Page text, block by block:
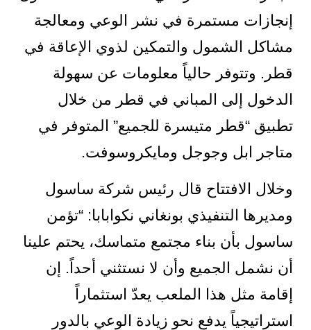
إنجازات مستمرة في نشر الوعي ومعالجة
مشاكل الشمول والتمكين لذوي الإعاقة في
قطر. وتتوفر حالياً معلومات عن سهولة
الدخول إلى المباني في قطر من خلال
تطبيق “قطر متيسرة للجميع” المتوفر في
متاجر ابل وجوجل ومايكروسوفت.
وخلال الافتتاح قال رئيس شركة ساسول
ومديرها التنفيذي بونغاني نكوابابا: “تؤمن
ساسول بأن بناء مجتمع متماسك، يحتم علينا
أن نشمل الجميع وأن لا نستثني أحداً. إن
إقامة مثل هذا الملعب يعدّ استثماراً
استراتيجياً يدفع نحو زيادة الوعي بالدور